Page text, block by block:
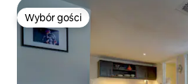
Wybór gości
Wybór gości